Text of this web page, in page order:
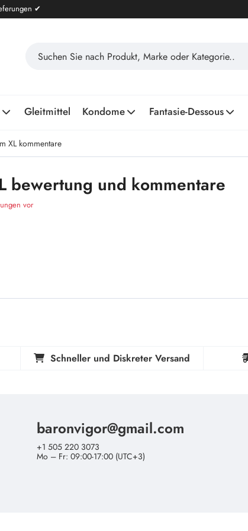
✔
Gleitmittel Kondome Fantasie-Dessous
XL kommentare
bewertung und kommentare
vor
Schneller und Diskreter Versand
baronvigor@gmail.com
+1 505 220 3073
Mo – Fr: 09:00-17:00 (UTC+3)